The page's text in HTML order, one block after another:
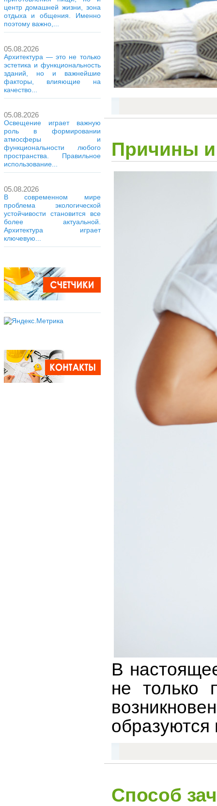
центр домашней жизни, зона
отдыха и общения. Именно
поэтому важно,...
05.08.2026
Архитектура — это не только
эстетика и функциональность
зданий, но и важнейшие
факторы, влияющие на
качество...
05.08.2026
Освещение играет важную
роль в формировании
атмосферы и
функциональности любого
пространства. Правильное
использование...
05.08.2026
В современном мире
проблема экологической
устойчивости становится все
более актуальной.
Архитектура играет
ключевую...
Причины и
В
не только
образуются
Способ